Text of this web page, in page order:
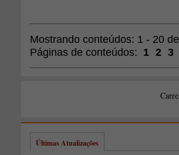
Mostrando conteúdos: 1 - 20
Páginas de conteúdos: 1 2 3
Últimas Atualizações